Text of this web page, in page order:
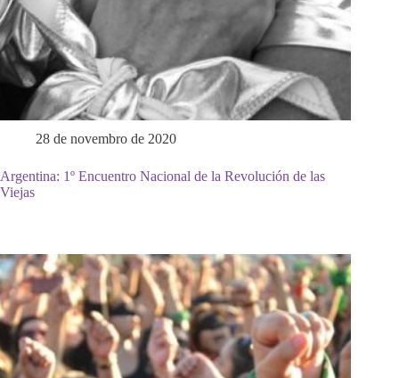
28 de novembro de 2020
Argentina: 1º Encuentro Nacional de la Revolución de las
Viejas